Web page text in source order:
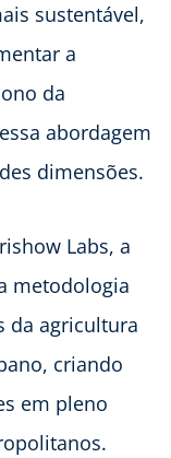
sustentável,
a
da
abordagem
dimensões.
Labs, a
metodologia
da agricultura
criando
em pleno